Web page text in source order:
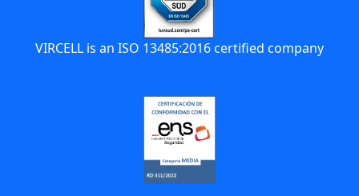
VIRCELL is an ISO 13485:2016 certified company